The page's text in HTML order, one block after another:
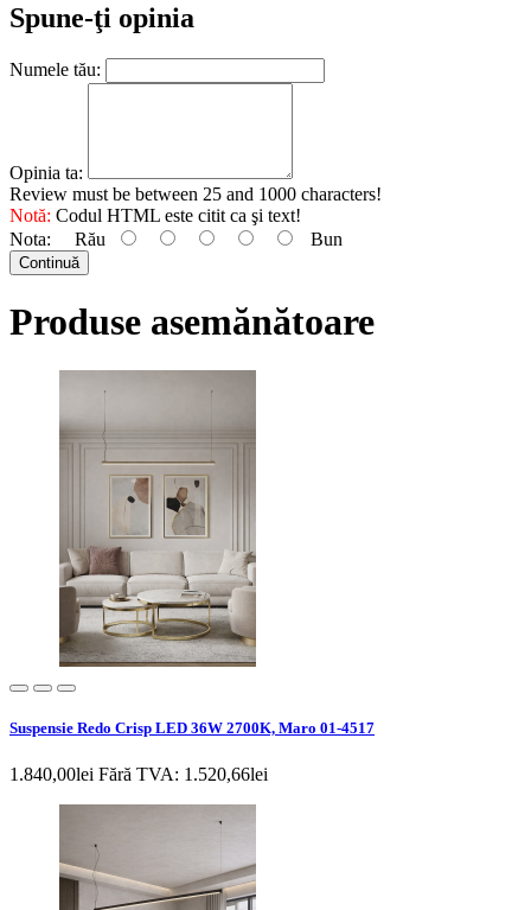
Spune-ţi opinia
Numele tău:
Opinia ta:
Review must be between 25 and 1000 characters!
Notă: Codul HTML este citit ca şi text!
Nota:
Rău Bun
Continuă
Produse asemănătoare
Suspensie Redo Crisp LED 36W 2700K, Maro 01-4517
1.840,00lei Fără TVA: 1.520,66lei